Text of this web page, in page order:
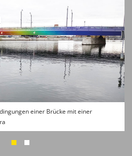
einer Brücke mit einer